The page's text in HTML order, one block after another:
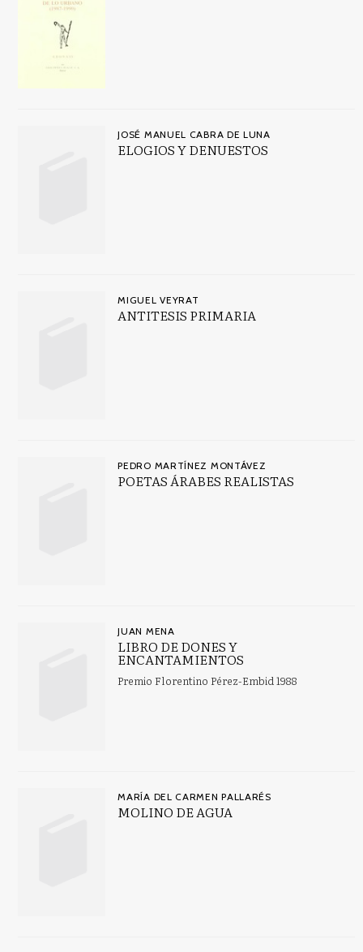
JOSÉ MANUEL CABRA DE LUNA
ELOGIOS Y DENUESTOS
MIGUEL VEYRAT
ANTITESIS PRIMARIA
PEDRO MARTÍNEZ MONTÁVEZ
POETAS ÁRABES REALISTAS
JUAN MENA
LIBRO DE DONES Y
ENCANTAMIENTOS
Premio Florentino Pérez-Embid 1988
MARÍA DEL CARMEN PALLARÉS
MOLINO DE AGUA